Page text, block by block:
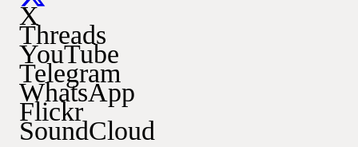
X
Threads
YouTube
Telegram
WhatsApp
Flickr
SoundCloud